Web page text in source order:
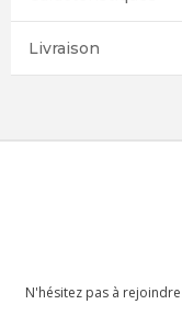
Livraison
N'hésitez pas à